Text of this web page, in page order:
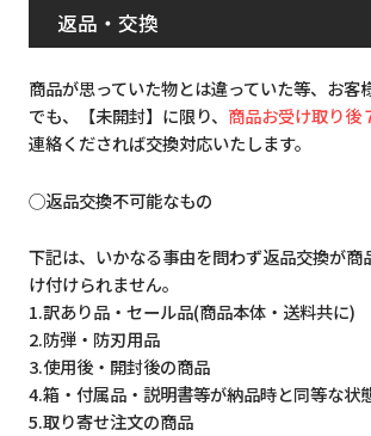
返品・交換
商品が思っていた物とは違っていた等、お客
でも、【未開封】に限り、 商品お受け取り後
連絡くだされば交換対応いたします。
◯返品交換不可能なもの
下記は、いかなる事由を問わず返品交換が商
け付けられません。
1.訳あり品・セール品(商品本体・送料共に)
2.防弾・防刃用品
3.使用後・開封後の商品
4.箱・付属品・説明書等が納品時と同等な状
5.取り寄せ注文の商品